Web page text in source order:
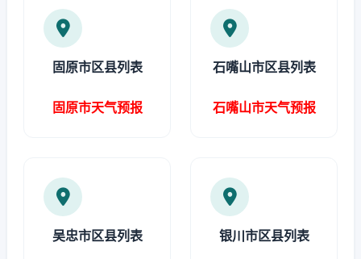
固原市区县列表
固原市天气预报
石嘴山市区县列表
石嘴山市天气预报
吴忠市区县列表 银川市区县列表